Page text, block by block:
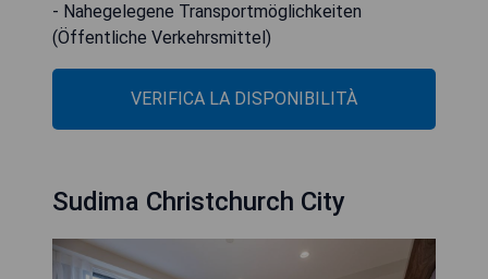
- Nahegelegene Transportmöglichkeiten
(Öffentliche Verkehrsmittel)
VERIFICA LA DISPONIBILITÀ
Sudima Christchurch City